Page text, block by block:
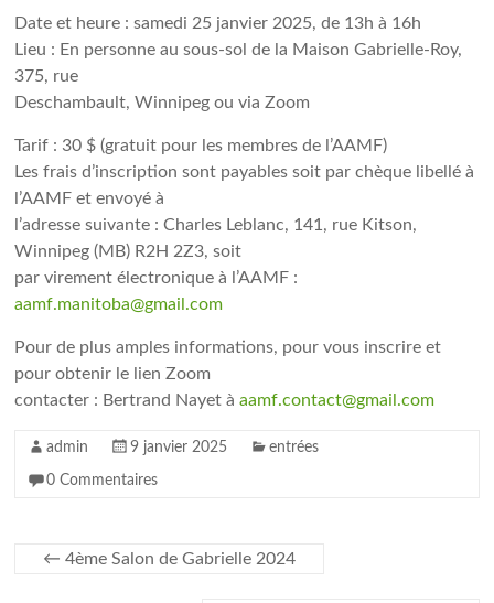
Date et heure : samedi 25 janvier 2025, de 13h à 16h
Lieu : En personne au sous-sol de la Maison Gabrielle-Roy,
375, rue
Deschambault, Winnipeg ou via Zoom
Tarif : 30 $ (gratuit pour les membres de l’AAMF)
Les frais d’inscription sont payables soit par chèque libellé à
l’AAMF et envoyé à
l’adresse suivante : Charles Leblanc, 141, rue Kitson,
Winnipeg (MB) R2H 2Z3, soit
par virement électronique à l’AAMF :
aamf.manitoba@gmail.com
Pour de plus amples informations, pour vous inscrire et
pour obtenir le lien Zoom
contacter : Bertrand Nayet àaamf.contact@gmail.com
admin 9 janvier 2025 entrées
0 Commentaires
← 4ème Salon de Gabrielle 2024